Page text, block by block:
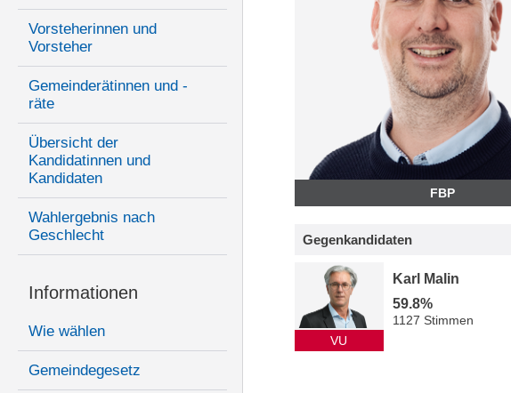
Vorsteherinnen und
Vorsteher
Gemeinderätinnen und -
räte
Übersicht der
Kandidatinnen und
Kandidaten
Wahlergebnis nach
Geschlecht
Informationen
Wie wählen
Gemeindegesetz
FBP
Gegenkandidaten
VU
Karl Malin
59.8%
1127 Stimmen